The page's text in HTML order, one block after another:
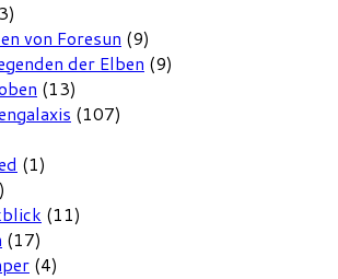
von Foresun (9)
der Elben (9)
(13)
(107)
(1)
(11)
(17)
(4)